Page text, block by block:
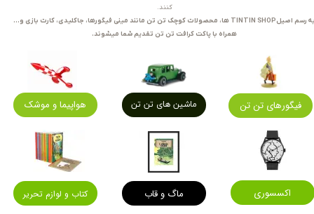
کنند.
به رسم اصیل TINTIN SHOP ها، محصولات کوچک تن تن مانند مینی فیگورها، جاکلیدی، کارت بازی و...
همراه با پاکت کرافت تن تن تقدیم شما میشوند.
فیگورهای تن تن ماشین های تن تن هواپیما و موشک
اکسسوری ماگ و قاب کتاب و لوازم تحریر